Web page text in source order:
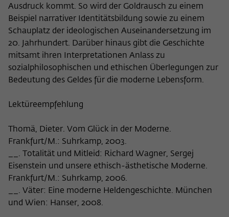
Ausdruck kommt. So wird der Goldrausch zu einem
Beispiel narrativer Identitätsbildung sowie zu einem
Schauplatz der ideologischen Auseinandersetzung im
20. Jahrhundert. Darüber hinaus gibt die Geschichte
mitsamt ihren Interpretationen Anlass zu
sozialphilosophischen und ethischen Überlegungen zur
Bedeutung des Geldes für die moderne Lebensform.
Lektüreempfehlung
Thomä, Dieter. Vom Glück in der Moderne.
Frankfurt/M.: Suhrkamp, 2003.
__. Totalität und Mitleid: Richard Wagner, Sergej
Eisenstein und unsere ethisch-ästhetische Moderne.
Frankfurt/M.: Suhrkamp, 2006.
__. Väter: Eine moderne Heldengeschichte. München
und Wien: Hanser, 2008.